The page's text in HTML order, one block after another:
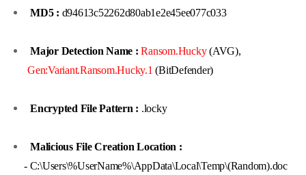
MD5 : d94613c52262d80ab1e2e45ee077c033
Major Detection Name : Ransom.Hucky(AVG),
Gen:Variant.Ransom.Hucky.1 (BitDefender)
Encrypted File Pattern : .locky
Malicious File Creation Location :
- C:\Users\%UserName%\AppData\Local\Temp\(Random).doc